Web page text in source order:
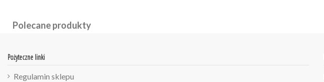
Polecane produkty
Pożyteczne linki
Regulamin sklepu